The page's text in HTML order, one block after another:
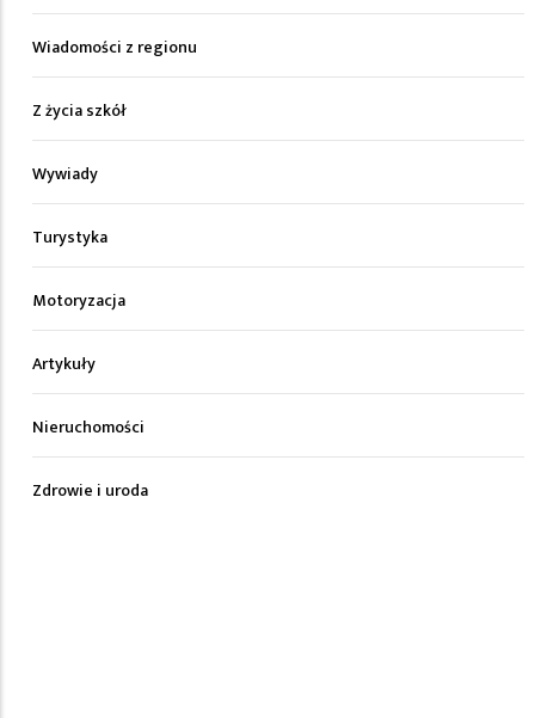
Wiadomości z regionu
Z życia szkół
Wywiady
Turystyka
Motoryzacja
Artykuły
Nieruchomości
Zdrowie i uroda